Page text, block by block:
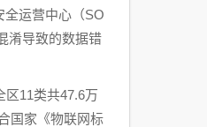
全运营中心（SO
淆导致的数据错
区11类共47.6万
国家《物联网标